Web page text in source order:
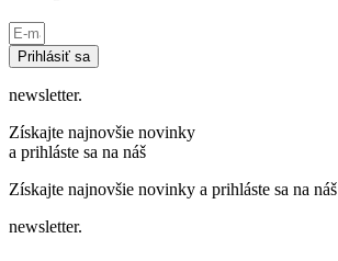
Prihlásiť sa
newsletter.
Získajte najnovšie novinky
a prihláste sa na náš
Získajte najnovšie novinky a prihláste sa na náš
newsletter.